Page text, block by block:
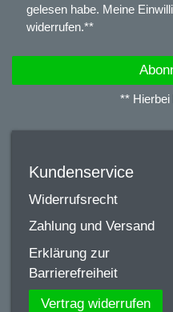
gelesen habe. Meine
widerrufen.**
** Hierbei
Kundenservice
Widerrufsrecht
Zahlung und Versand
Erklärung zur
Barrierefreiheit
Vertrag widerrufen